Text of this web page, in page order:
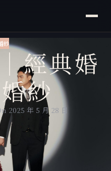
紗
經典婚
紗
2025 年 5 月 28 日
婚紗江徽
婚紗HAHA
兒童樂園、貴婦百貨